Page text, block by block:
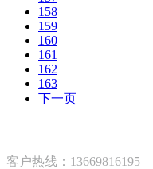
158
159
160
161
162
163
下一页
客户热线：13669816195